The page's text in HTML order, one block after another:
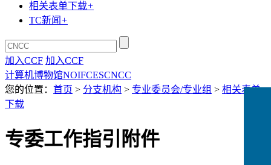
相关表单下载+
TC新闻 +
加入CCF 加入CCF
计算机博物馆NOIFCESCNCC
您的位置： 首页 > 分支机构 > 专业委员会/专业组 > 相关表单
下载
专委工作指引附件